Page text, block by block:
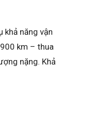
khả năng vận
km – thua
nặng. Khả